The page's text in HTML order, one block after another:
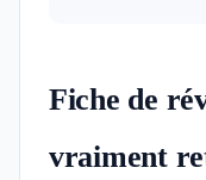
Fiche de
vraiment